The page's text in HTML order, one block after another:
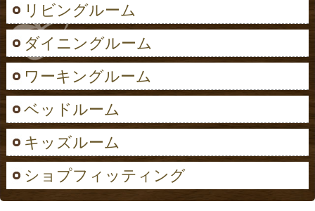
リビングルーム
ダイニングルーム
ワーキングルーム
ベッドルーム
キッズルーム
ショプフィッティング